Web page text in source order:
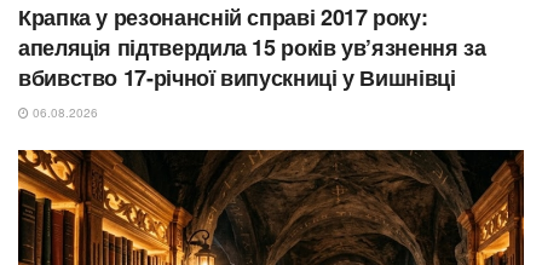
Крапка у резонансній справі 2017 року:
апеляція підтвердила 15 років ув’язнення за
вбивство 17-річної випускниці у Вишнівці
06.08.2026